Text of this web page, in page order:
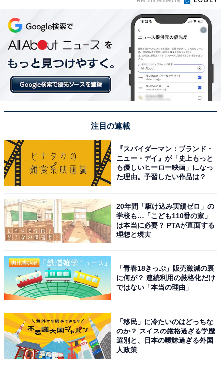
クーポンは国内宿泊のほか、遊び・体験や楽パックな
ど、さまざまな旅行商品で利用可能。複数のクーポンを
組み合わせて、さらに割引率をアップできる場合もあり
ます。賢く旅の計画を立てて、お得に旅行を楽しみまし
ょう。
楽天トラベルで月末スペシャルオファーを見る
※掲載されている情報は記事公開時のものです。あらか
じめご了承ください。また、記事中の宿泊プランを予約
すると、売上の一部がオールアバウトに還元されること
があります。
この記事の執筆者： All About ニュース お買
いもの部
Amazonのセール商品から売れ筋ランキングまで、毎日のお買いも
のがもっと楽しく、もっとお得になる情報をお届け。編集部員によ
る独自レビューなど、ここでしか手に入らない情報も満載です。
...続きを読む
こちらもおすすめ
【楽天トラベル月末スペシャルオファー】「伊
香保温泉 森秋旅館」が今だけ特別価格に！ 「黄
金の湯」を源泉かけ流しで堪能【3月1日】
注目の連載
『スパイダーマン：ブランド・
ニュー・デイ』が「史上もっと
も優しいヒーロー映画」になっ
た理由。予習したい作品は？
20年間「駆け込み実績ゼロ」の
学校も…「こども110番の家」
は本当に必要？ PTAが直面する
理想と現実
「青春18きっぷ」販売激減の裏
に何が？ 連続利用の厳格化だけ
ではない「本当の理由」
「移民」に冷たいのはどっちな
のか？ スイスの厳格過ぎる学歴
選別と、日本の曖昧過ぎる外国
人政策